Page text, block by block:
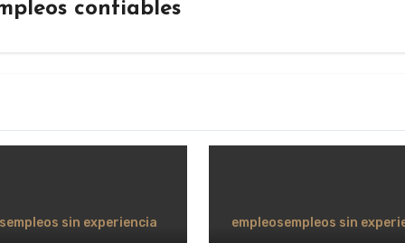
confiables
empleos sin experiencia empleosempleos sin